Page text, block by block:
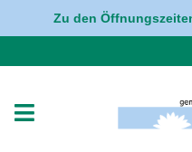
Navigation überspringen
Zu den